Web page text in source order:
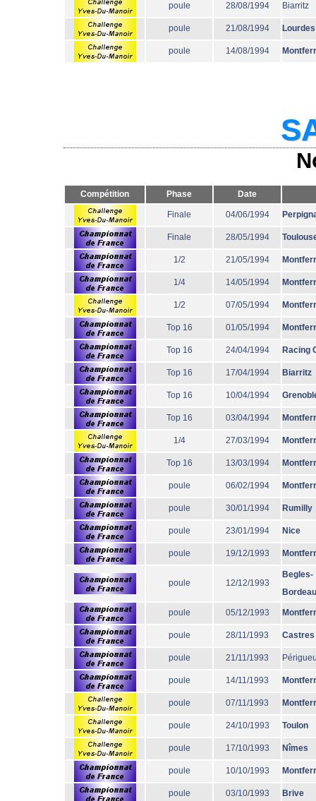
poule 28/08/1994 Biarritz
poule 21/08/1994 Lourdes
poule 14/08/1994
Compétition Phase Date
Finale 04/06/1994
Finale 28/05/1994
1/2 21/05/1994
1/4 14/05/1994
1/2 07/05/1994
Top 16 01/05/1994
Top 16 24/04/1994 Racing
Top 16 17/04/1994 Biarritz
Top 16 10/04/1994
Top 16 03/04/1994
1/4 27/03/1994
Top 16 13/03/1994
poule 06/02/1994
poule 30/01/1994 Rumilly
poule 23/01/1994 Nice
poule 19/12/1993
poule 12/12/1993
Begles-
poule 05/12/1993
poule 28/11/1993 Castres
poule 21/11/1993
poule 14/11/1993
poule 07/11/1993
poule 24/10/1993 Toulon
poule 17/10/1993 Nîmes
poule 10/10/1993
poule 03/10/1993 Brive